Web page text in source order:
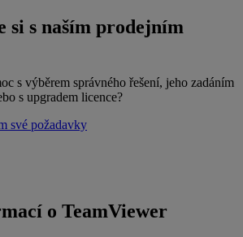
si s naším prodejním
s výběrem správného řešení, jeho zadáním
s upgradem licence?
své požadavky
o TeamViewer